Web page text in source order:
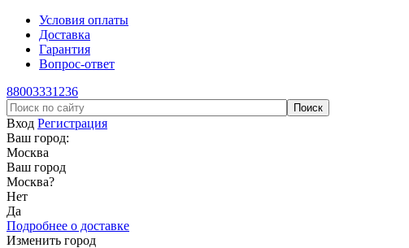
Условия оплаты
Доставка
Гарантия
Вопрос-ответ
88003331236
Вход Регистрация
Ваш город:
Москва
Ваш город
Москва?
Нет
Да
Подробнее о доставке
Изменить город